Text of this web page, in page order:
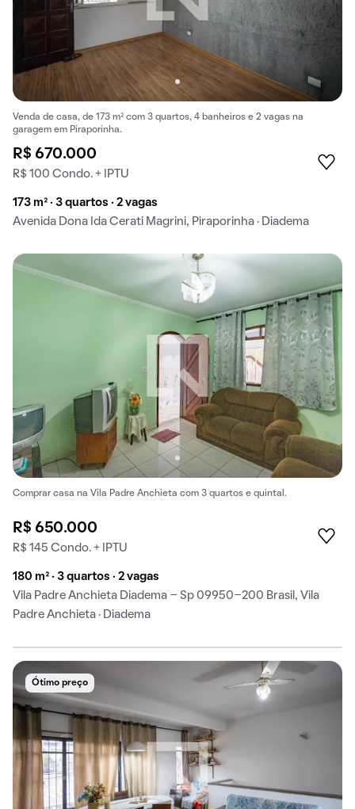
Venda de casa, de 173 m² com 3 quartos, 4 banheiros e 2 vagas na
garagem em Piraporinha.
R$ 670.000
R$ 100 Condo. + IPTU
173 m² · 3 quartos · 2 vagas
Avenida Dona Ida Cerati Magrini, Piraporinha · Diadema
Comprar casa na Vila Padre Anchieta com 3 quartos e quintal.
R$ 650.000
R$ 145 Condo. + IPTU
180 m² · 3 quartos · 2 vagas
Vila Padre Anchieta Diadema - Sp 09950-200 Brasil, Vila
Padre Anchieta · Diadema
Ótimo preço